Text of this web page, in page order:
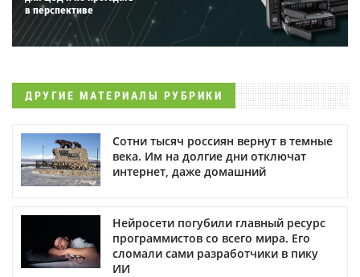
в перспективе
ДРУГИЕ МАТЕРИАЛЫ РУБРИКИ
Сотни тысяч россиян вернут в темные
века. Им на долгие дни отключат
интернет, даже домашний
Нейросети погубили главный ресурс
программистов со всего мира. Его
сломали сами разработчики в пику
ИИ